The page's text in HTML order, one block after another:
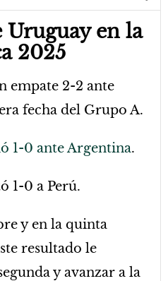
en la
2025
empate 2-2 ante
fecha del Grupo A.
1-0 ante Argentina.
1-0 a Perú.
y en la quinta
resultado le
y avanzar a la